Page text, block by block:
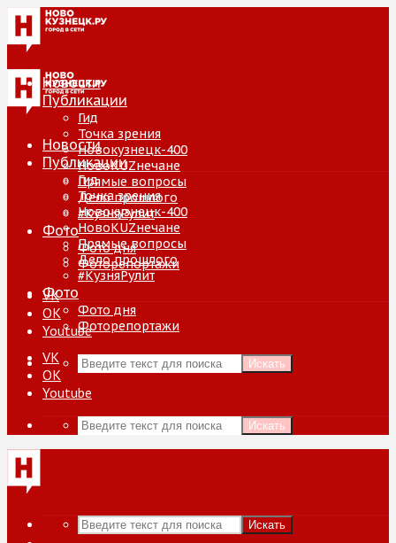
Новости
Публикации
Гид
Точка зрения
Новокузнецк-400
НовоKUZнечане
Прямые вопросы
Дело прошлого
#КузняРулит
Фото
Фото дня
Фоторепортажи
VK
ОК
Youtube
Искать
Новости
Публикации
Гид
Точка зрения
Новокузнецк-400
НовоKUZнечане
Прямые вопросы
Дело прошлого
#КузняРулит
Фото
Фото дня
Фоторепортажи
VK
ОК
Youtube
Искать
Искать